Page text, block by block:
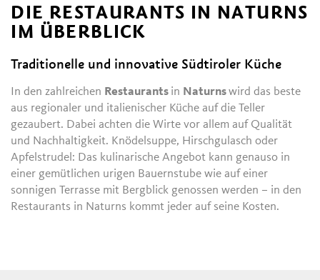
DIE RESTAURANTS IN NATURNS
IM ÜBERBLICK
Traditionelle und innovative Südtiroler Küche
In den zahlreichen Restaurants in Naturnswird das beste
aus regionaler und italienischer Küche auf die Teller
gezaubert. Dabei achten die Wirte vor allem auf Qualität
und Nachhaltigkeit. Knödelsuppe, Hirschgulasch oder
Apfelstrudel: Das kulinarische Angebot kann genauso in
einer gemütlichen urigen Bauernstube wie auf einer
sonnigen Terrasse mit Bergblick genossen werden – in den
Restaurants in Naturns kommt jeder auf seine Kosten.